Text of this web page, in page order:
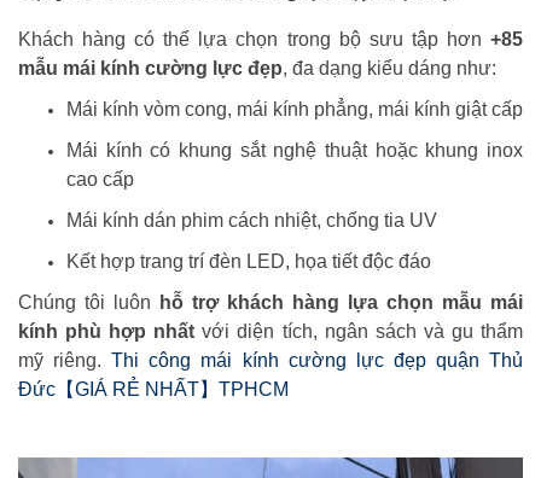
Khách hàng có thể lựa chọn trong bộ sưu tập hơn +85
mẫu mái kính cường lực đẹp, đa dạng kiểu dáng như:
Mái kính vòm cong, mái kính phẳng, mái kính giật cấp
Mái kính có khung sắt nghệ thuật hoặc khung inox
cao cấp
Mái kính dán phim cách nhiệt, chống tia UV
Kết hợp trang trí đèn LED, họa tiết độc đáo
Chúng tôi luôn
hỗ trợ khách hàng lựa chọn mẫu mái
kính phù hợp nhất với diện tích, ngân sách và gu thẩm
mỹ riêng.Thi công mái kính cường lực đẹp quận Thủ
Đức【GIÁ RẺ NHẤT】TPHCM